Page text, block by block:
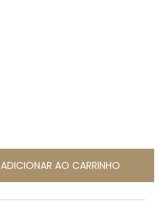
ADICIONAR AO CARRINHO